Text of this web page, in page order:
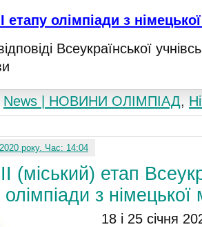
етапу олімпіади з
Всеукраїнської
News | НОВИНИ ОЛІМПІАД,
року. Час: 14:04
(міський) етап
олімпіади з
18 і 25 січня